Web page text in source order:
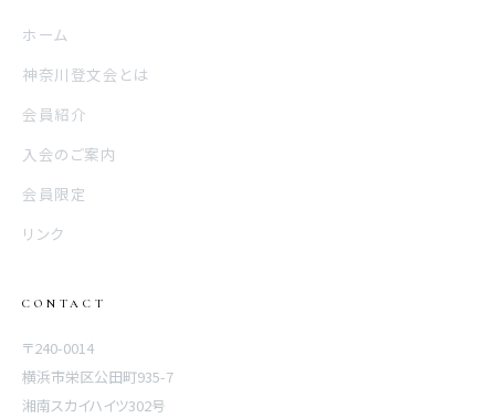
ホーム
神奈川登文会とは
会員紹介
入会のご案内
会員限定
リンク
CONTACT
〒240-0014
横浜市栄区公田町935-7
湘南スカイハイツ302号